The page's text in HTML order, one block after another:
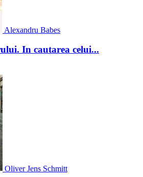
Alexandru Babes
In cautarea celui...
Oliver Jens Schmitt